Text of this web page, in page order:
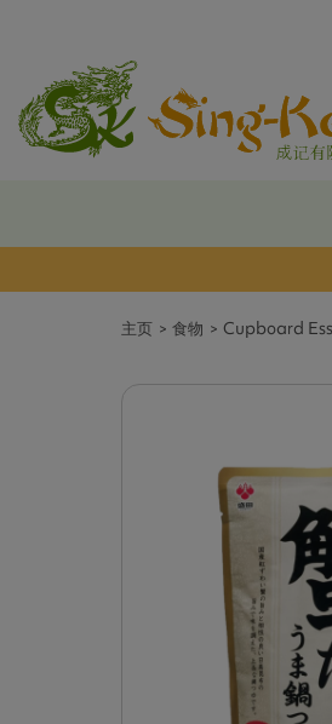
主页 食物 Cupboard